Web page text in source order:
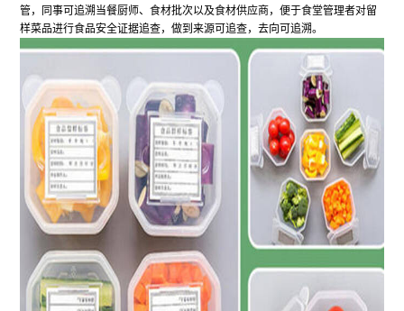
管，同事可追溯当餐厨师、食材批次以及食材供应商，便于食堂管理者对留
样菜品进行食品安全证据追查，做到来源可追查，去向可追溯。